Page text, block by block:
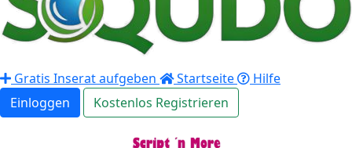
Gratis Inserat aufgeben Startseite
Hilfe
Einloggen
Kostenlos Registrieren